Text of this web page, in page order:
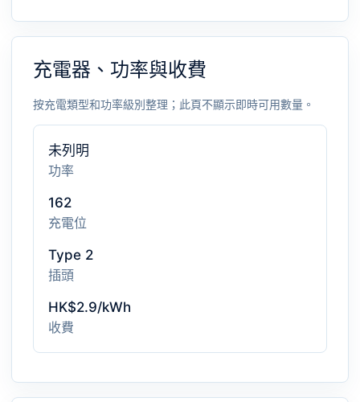
充電器、功率與收費
按充電類型和功率級別整理；此頁不顯示即時可用數量。
未列明
功率
162
充電位
Type 2
插頭
HK$2.9/kWh
收費